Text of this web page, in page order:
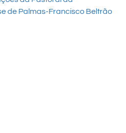
de Palmas-Francisco Beltrão